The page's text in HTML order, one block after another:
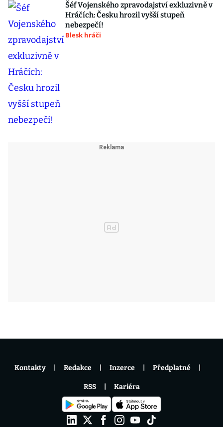
Šéf Vojenského zpravodajství exkluzivně v
Hráčích: Česku hrozil vyšší stupeň
nebezpečí!
Blesk hráči
Kontakty Redakce Inzerce Předplatné
RSS Kariéra